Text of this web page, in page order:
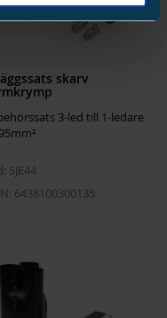
skarv
3-led till 1-ledare
SJE44
6438100300135